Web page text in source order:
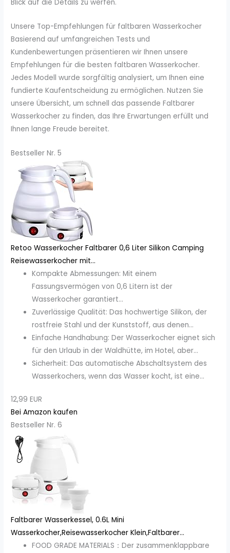
Blick auf die Details zu werfen.
Unsere Top-Empfehlungen für faltbaren Wasserkocher
Basierend auf umfangreichen Tests und
Kundenbewertungen präsentieren wir Ihnen unsere
Empfehlungen für die besten faltbaren Wasserkocher.
Jedes Modell wurde sorgfältig analysiert, um Ihnen eine
fundierte Kaufentscheidung zu ermöglichen. Nutzen Sie
unsere Übersicht, um schnell das passende Faltbarer
Wasserkocher zu finden, das Ihre Erwartungen erfüllt und
Ihnen lange Freude bereitet.
Bestseller Nr. 5
Retoo Wasserkocher Faltbarer 0,6 Liter Silikon Camping
Reisewasserkocher mit...
Kompakte Abmessungen: Mit einem
Fassungsvermögen von 0,6 Litern ist der
Wasserkocher garantiert...
Zuverlässige Qualität: Das hochwertige Silikon, der
rostfreie Stahl und der Kunststoff, aus denen...
Einfache Handhabung: Der Wasserkocher eignet sich
für den Urlaub in der Waldhütte, im Hotel, aber...
Sicherheit: Das automatische Abschaltsystem des
Wasserkochers, wenn das Wasser kocht, ist eine...
12,99 EUR
Bei Amazon kaufen
Bestseller Nr. 6
Faltbarer Wasserkessel, 0.6L Mini
Wasserkocher,Reisewasserkocher Klein,Faltbarer...
FOOD GRADE MATERIALS：Der zusammenklappbare